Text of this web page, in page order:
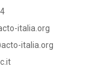
italia.org
italia.org